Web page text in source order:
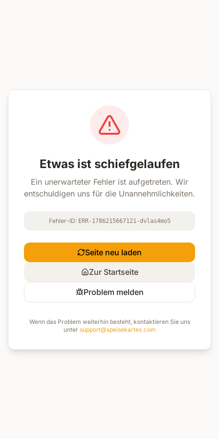
Etwas ist schiefgelaufen
Ein unerwarteter Fehler ist aufgetreten. Wir
entschuldigen uns für die Unannehmlichkeiten.
Fehler-ID: ERR-1786215667121-dvlas4mo5
Seite neu laden
Zur Startseite
Problem melden
Wenn das Problem weiterhin besteht, kontaktieren Sie uns
unter support@speisekartex.com